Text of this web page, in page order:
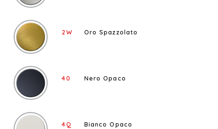
2W Oro Spazzolato
40 Nero Opaco
4Q Bianco Opaco